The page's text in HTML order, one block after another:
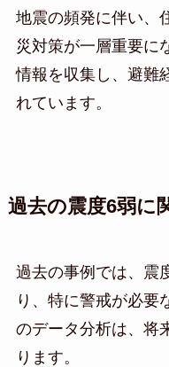
地震の頻発に伴い、
災対策が一層重要に
情報を収集し、避難
れています。
過去の震度6弱に
過去の事例では、震
り、特に警戒が必要
のデータ分析は、将
ります。